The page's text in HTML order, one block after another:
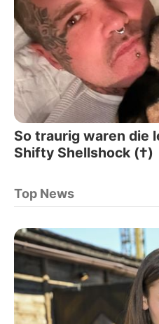
So traurig waren die
Shifty Shellshock (†)
Top News